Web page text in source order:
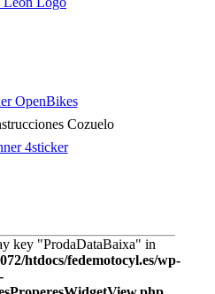
key "ProdaDataBaixa" in
htdocs/fedemotocyl.es/wp-